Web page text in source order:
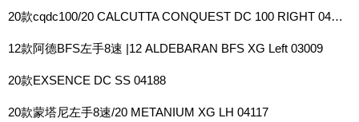
20款cqdc100/20 CALCUTTA CONQUEST DC 100 RIGHT 04083
12款阿德BFS左手8速 |12 ALDEBARAN BFS XG Left 03009
20款EXSENCE DC SS 04188
20款蒙塔尼左手8速/20 METANIUM XG LH 04117